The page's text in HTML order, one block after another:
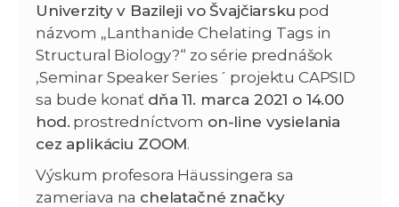
Univerzity v Bazileji vo Švajčiarsku pod
názvom „Lanthanide Chelating Tags in
Structural Biology?“ zo série prednášok
,Seminar Speaker Series´ projektu CAPSID
sa bude konať dňa 11. marca 2021 o 14.00
hod. prostredníctvom on-line vysielania
cez aplikáciu ZOOM.
Výskum profesora Häussingera sa
zameriava na chelatačné značky